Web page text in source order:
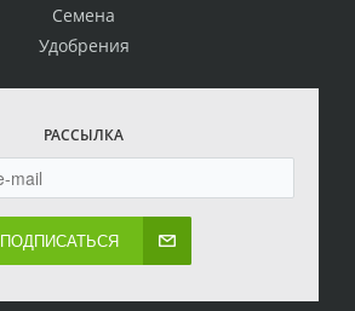
Семена
Удобрения
РАССЫЛКА
ПОДПИСАТЬСЯ